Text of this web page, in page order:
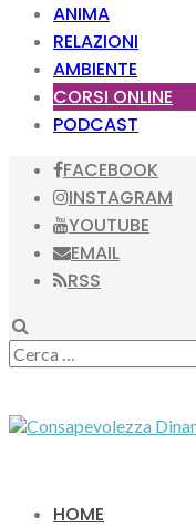
ANIMA
RELAZIONI
AMBIENTE
CORSI ONLINE
PODCAST
FACEBOOK
INSTAGRAM
YOUTUBE
EMAIL
RSS
RICERCA
HOME